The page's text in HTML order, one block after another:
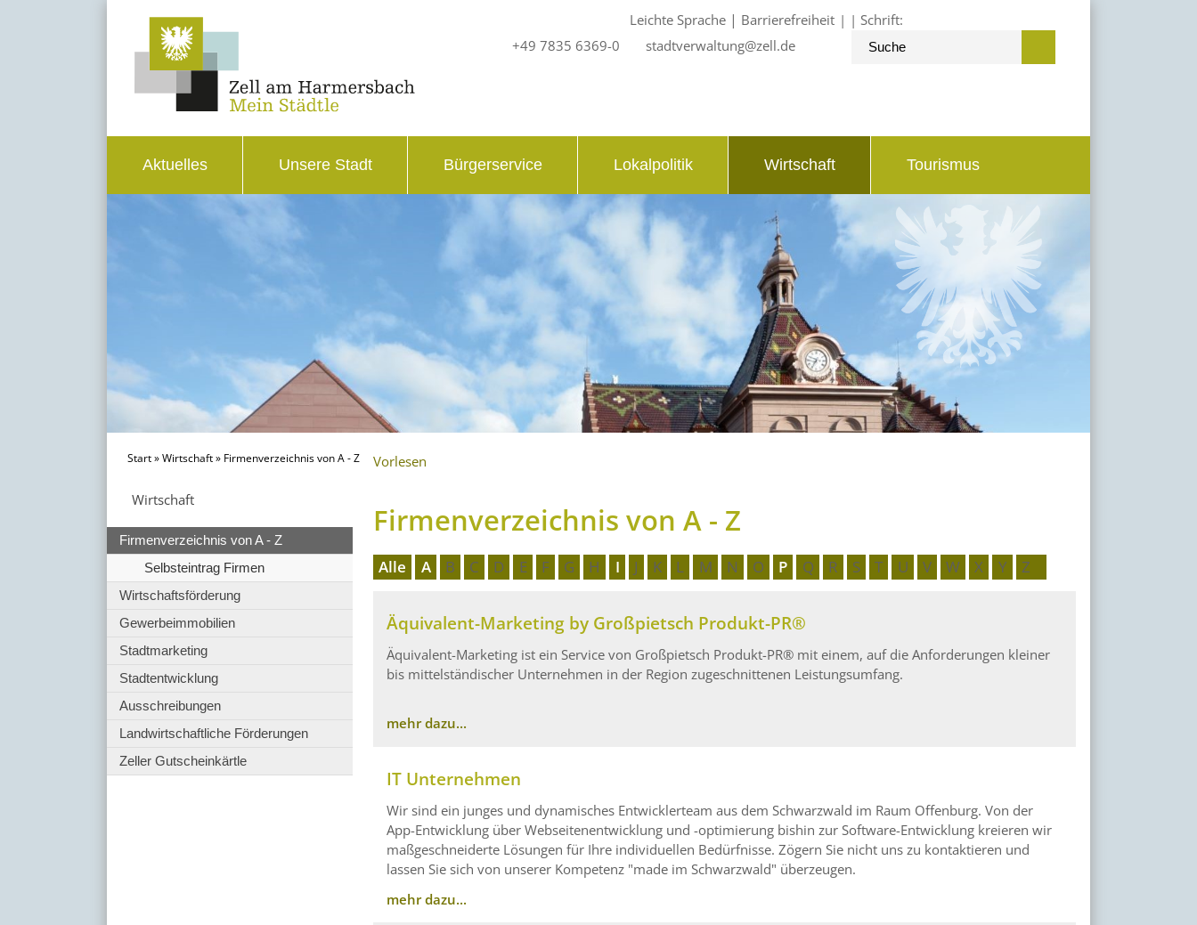
+49 7835 6369-0 stadtverwaltung@zell.de
Leichte Sprache| Barrierefreiheit Schrift:
Aktuelles Unsere Stadt Bürgerservice Lokalpolitik Wirtschaft Tourismus
Start»Wirtschaft» Firmenverzeichnis von A - Z
Wirtschaft
Firmenverzeichnis von A - Z
Selbsteintrag Firmen
Wirtschaftsförderung
Gewerbeimmobilien
Stadtmarketing
Stadtentwicklung
Ausschreibungen
Landwirtschaftliche Förderungen
Zeller Gutscheinkärtle
Vorlesen
Firmenverzeichnis von A - Z
Alle A B C D E F G H I J K L M N O P Q R S T U V W X Y Z
Äquivalent-Marketing by Großpietsch Produkt-PR®
Äquivalent-Marketing ist ein Service von Großpietsch Produkt-PR® mit einem, auf die Anforderungen kleiner
bis mittelständischer Unternehmen in der Region zugeschnittenen Leistungsumfang.
mehr dazu...
IT Unternehmen
Wir sind ein junges und dynamisches Entwicklerteam aus dem Schwarzwald im Raum Offenburg. Von der
App-Entwicklung über Webseitenentwicklung und -optimierung bishin zur Software-Entwicklung kreieren wir
maßgeschneiderte Lösungen für Ihre individuellen Bedürfnisse. Zögern Sie nicht uns zu kontaktieren und
lassen Sie sich von unserer Kompetenz "made im Schwarzwald" überzeugen.
mehr dazu...